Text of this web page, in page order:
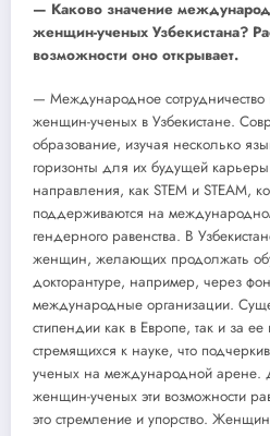
— Каково значение
женщин-ученых Узбекистана?
возможности оно открывает.
— Международное
женщин-ученых в Узбекистане.
образование, изучая несколько
горизонты для их будущей
направления, как STEM и STEAM,
поддерживаются на
гендерного равенства. В
женщин, желающих продолжать
докторантуре, например, через
международные организации.
стипендии как в Европе, так и за
стремящихся к науке, что
ученых на международной арене.
женщин-ученых эти возможности
это стремление и упорство.